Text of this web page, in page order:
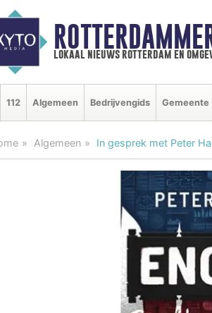
lokaal nieuws rotterdam en
112 Algemeen Bedrijvengids Gemeente
Algemeen In gesprek met Peter